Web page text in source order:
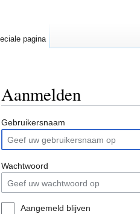
Aanmelden
Gebruikersnaam
Wachtwoord
Aangemeld blijven
pagina